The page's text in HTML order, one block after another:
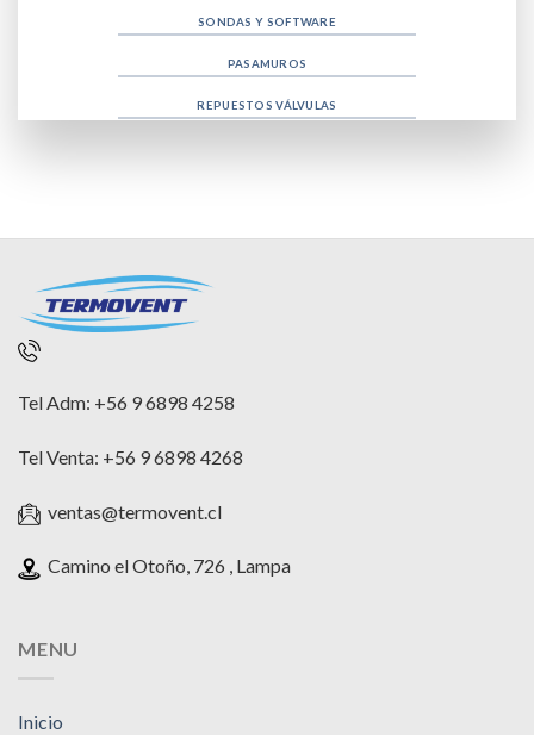
SONDAS Y SOFTWARE
PASAMUROS
REPUESTOS VÁLVULAS
Tel Adm: +56 9 6898 4258
Tel Venta: +56 9 6898 4268
ventas@termovent.cl
Camino el Otoño, 726 , Lampa
MENU
Inicio